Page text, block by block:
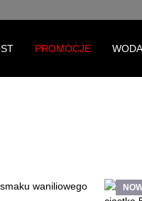
PROMOCJE WODA